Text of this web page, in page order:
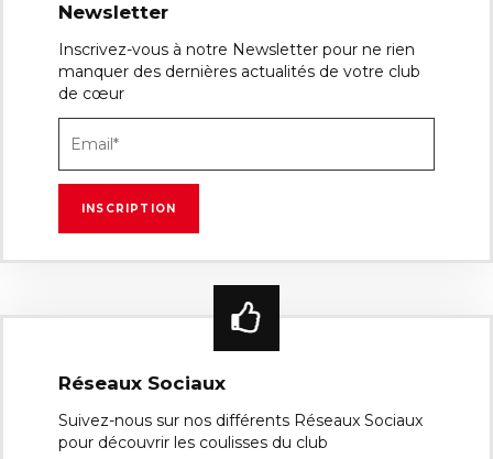
Newsletter
Inscrivez-vous à notre Newsletter pour ne rien
manquer des dernières actualités de votre club
de cœur
Réseaux Sociaux
Suivez-nous sur nos différents Réseaux Sociaux
pour découvrir les coulisses du club